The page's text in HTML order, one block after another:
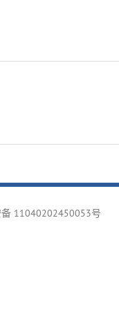
11040202450053号